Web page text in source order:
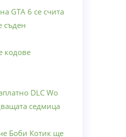
GTA 6 се счита
съден
кодове
DLC Wo
седмица
Боби Котик ще